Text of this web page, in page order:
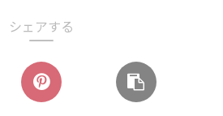
シェアする